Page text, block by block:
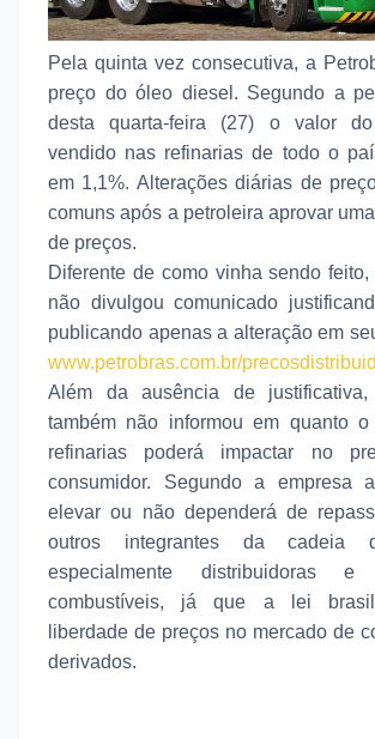
Pela quinta vez consecutiva, a
preço do óleo diesel. Segundo a
desta quarta-feira (27) o valor do
vendido nas refinarias de todo o
em 1,1%. Alterações diárias de
comuns após a petroleira aprovar
de preços.
Diferente de como vinha sendo
não divulgou comunicado
publicando apenas a alteração em
www.petrobras.com.br/
Além da ausência de
também não informou em quanto
refinarias poderá impactar no
consumidor. Segundo a empresa
elevar ou não dependerá de
outros integrantes da cadeia
especialmente distribuidoras
combustíveis, já que a lei
liberdade de preços no mercado de
derivados.